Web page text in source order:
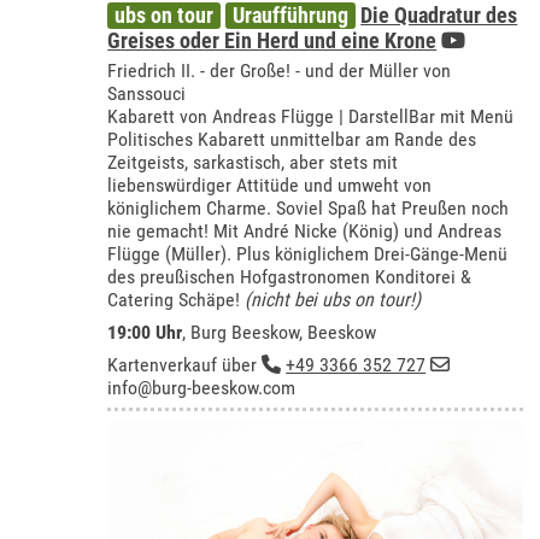
ubs on tour Uraufführung Die Quadratur des
Greises oder Ein Herd und eine Krone
Friedrich II. - der Große! - und der Müller von
Sanssouci
Kabarett von Andreas Flügge | DarstellBar mit Menü
Politisches Kabarett unmittelbar am Rande des
Zeitgeists, sarkastisch, aber stets mit
liebenswürdiger Attitüde und umweht von
königlichem Charme. Soviel Spaß hat Preußen noch
nie gemacht! Mit André Nicke (König) und Andreas
Flügge (Müller). Plus königlichem Drei-Gänge-Menü
des preußischen Hofgastronomen Konditorei &
Catering Schäpe! (nicht bei ubs on tour!)
19:00 Uhr, Burg Beeskow, Beeskow
Kartenverkauf über
+49 3366 352 727
info@burg-beeskow.com